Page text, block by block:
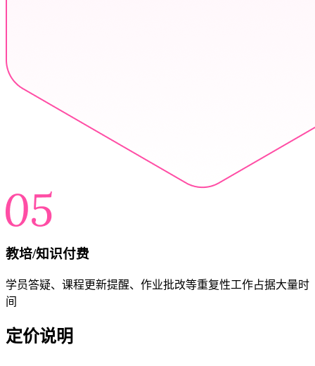
教培/知识付费
学员答疑、课程更新提醒、作业批改等重复性工作占据大量时
间
定价说明